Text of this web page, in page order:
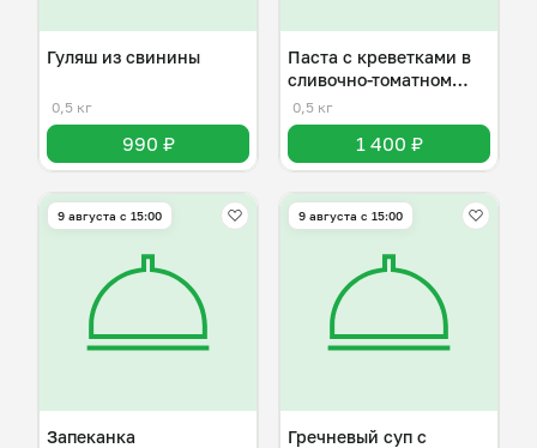
Гуляш из свинины
0,5 кг
990 ₽
Паста с креветками в
сливочно-томатном
соусе
0,5 кг
1 400 ₽
9 августа с 15:00
Запеканка
9 августа с 15:00
Гречневый суп с